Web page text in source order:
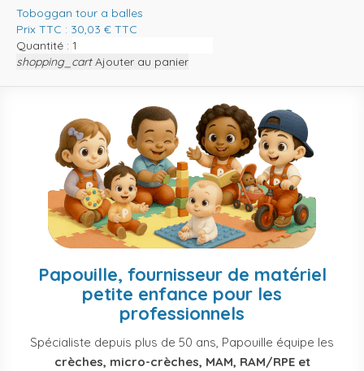
Toboggan tour a balles
Prix TTC : 30,03 € TTC
Quantité :
shopping_cart Ajouter au panier
Papouille, fournisseur de matériel
petite enfance pour les
professionnels
Spécialiste depuis plus de 50 ans, Papouille équipe les
crèches, micro-crèches, MAM, RAM/RPE et